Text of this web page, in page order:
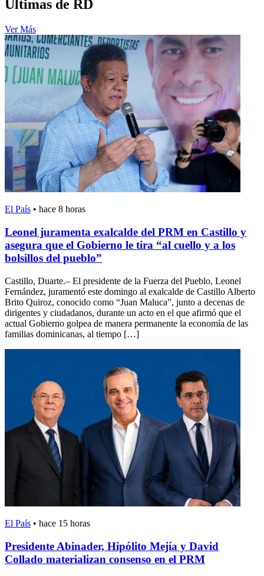
Últimas de RD
Ver Más
El País • hace 8 horas
Leonel juramenta exalcalde del PRM en Castillo y
asegura que el Gobierno le tira “al cuello y a los
bolsillos del pueblo”
Castillo, Duarte.– El presidente de la Fuerza del Pueblo, Leonel
Fernández, juramentó este domingo al exalcalde de Castillo Alberto
Brito Quiroz, conocido como “Juan Maluca”, junto a decenas de
dirigentes y ciudadanos, durante un acto en el que afirmó que el
actual Gobierno golpea de manera permanente la economía de las
familias dominicanas, al tiempo […]
El País • hace 15 horas
Presidente Abinader, Hipólito Mejía y David
Collado materializan consenso en el PRM